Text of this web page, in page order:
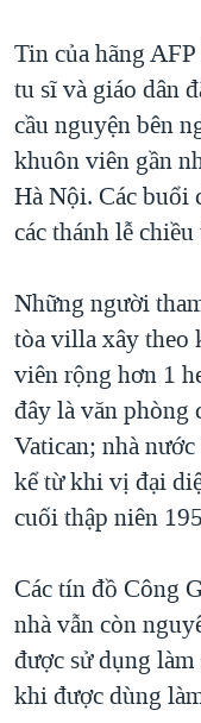
KHOA HỌC
SỨC KHOẺ
VĂN HOÁ
THỂ THAO
GIÁO DỤC
GIẢI MÃ VÀNH
NGÀY TỊ NẠN THẾ
TRỊNH VĨNH BÌNH
GROUND ZERO –
CHI PHÍ CHIẾN
THƯỢNG ĐỈNH
TRỊNH VĨNH BÌNH
NGƯ DÂN VIỆT VÀ
QUAN HỆ VIỆT MỸ
MẠNG XÃ HỘI
Ngôn ngữ khác
Tin của hãng
tu sĩ và giáo dân
cầu nguyện bên
khuôn viên gần
Hà Nội. Các buổi
các thánh lễ
Những người
tòa villa xây theo
viên rộng hơn 1
đây là văn phòng
Vatican; nhà
kể từ khi vị đại
cuối thập niên
Các tín đồ Công
nhà vẫn còn
được sử dụng làm
khi được dùng